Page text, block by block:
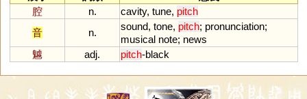
腔
n. cavity, tune, pitch
音
n.
sound, tone, pitch; pronunciation;
musical note; news
魖
adj. pitch-black